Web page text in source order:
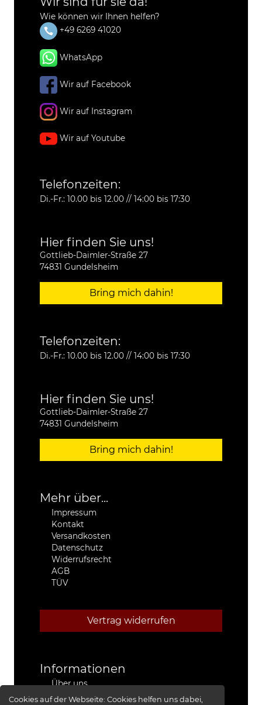
Cookies auf der Webseite:Cookies helfen uns dabei,
Wie können wir Ihnen helfen?
+49 6269 41020
WhatsApp
Wir auf Facebook
Wir auf Instagram
Wir auf Youtube
Telefonzeiten:
Di.-Fr.: 10.00 bis 12.00 // 14:00 bis 17:30
Hier finden Sie uns!
Gottlieb-Daimler-Straße 27
74831 Gundelsheim
Bring mich dahin!
Telefonzeiten:
Di.-Fr.: 10.00 bis 12.00 // 14:00 bis 17:30
Hier finden Sie uns!
Gottlieb-Daimler-Straße 27
74831 Gundelsheim
Bring mich dahin!
Mehr über...
Impressum
Kontakt
Versandkosten
Datenschutz
Widerrufsrecht
AGB
TÜV
Vertrag widerrufen
Informationen
Über uns
Stützpunkthändler